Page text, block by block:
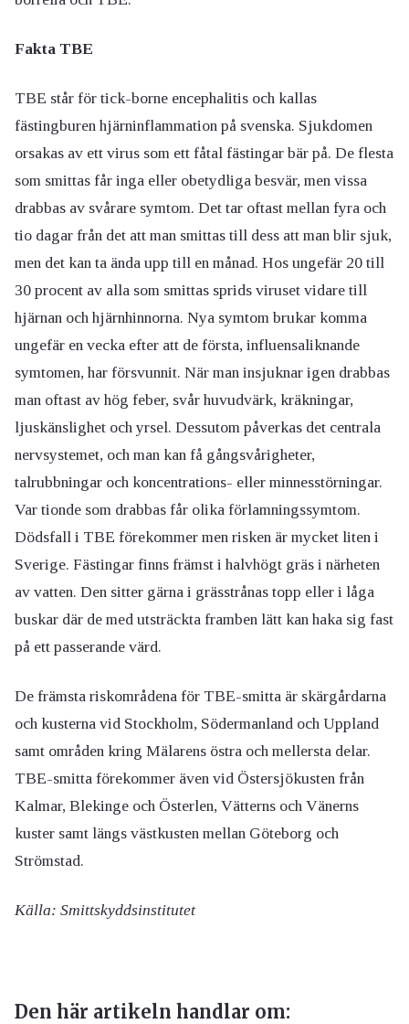
Fakta TBE
TBE står för tick-borne encephalitis och kallas
fästingburen hjärninflammation på svenska. Sjukdomen
orsakas av ett virus som ett fåtal fästingar bär på. De flesta
som smittas får inga eller obetydliga besvär, men vissa
drabbas av svårare symtom. Det tar oftast mellan fyra och
tio dagar från det att man smittas till dess att man blir sjuk,
men det kan ta ända upp till en månad. Hos ungefär 20 till
30 procent av alla som smittas sprids viruset vidare till
hjärnan och hjärnhinnorna. Nya symtom brukar komma
ungefär en vecka efter att de första, influensaliknande
symtomen, har försvunnit. När man insjuknar igen drabbas
man oftast av hög feber, svår huvudvärk, kräkningar,
ljuskänslighet och yrsel. Dessutom påverkas det centrala
nervsystemet, och man kan få gångsvårigheter,
talrubbningar och koncentrations- eller minnesstörningar.
Var tionde som drabbas får olika förlamningssymtom.
Dödsfall i TBE förekommer men risken är mycket liten i
Sverige. Fästingar finns främst i halvhögt gräs i närheten
av vatten. Den sitter gärna i grässtrånas topp eller i låga
buskar där de med utsträckta framben lätt kan haka sig fast
på ett passerande värd.
De främsta riskområdena för TBE-smitta är skärgårdarna
och kusterna vid Stockholm, Södermanland och Uppland
samt områden kring Mälarens östra och mellersta delar.
TBE-smitta förekommer även vid Östersjökusten från
Kalmar, Blekinge och Österlen, Vätterns och Vänerns
kuster samt längs västkusten mellan Göteborg och
Strömstad.
Källa: Smittskyddsinstitutet
Den här artikeln handlar om: